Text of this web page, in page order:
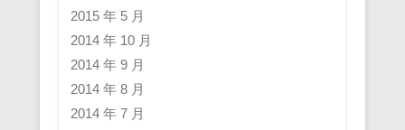
2015 年 5 月
2014 年 10 月
2014 年 9 月
2014 年 8 月
2014 年 7 月